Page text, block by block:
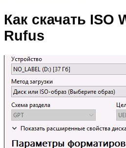
Как скачать ISO
Rufus